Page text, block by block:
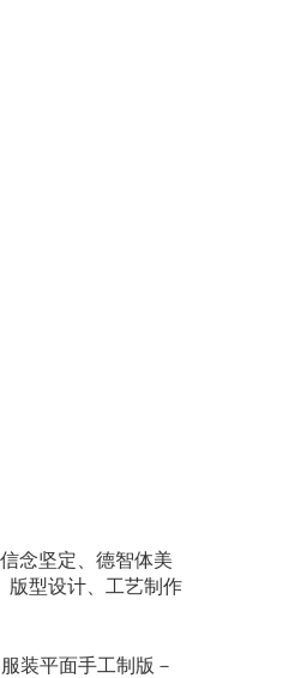
念坚定、德智体美
版型设计、工艺制作
装平面手工制版－